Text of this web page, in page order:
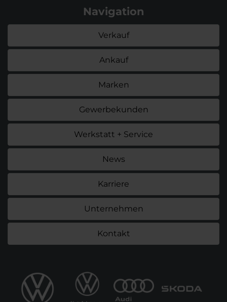
Navigation
Verkauf
Ankauf
Marken
Gewerbekunden
Werkstatt + Service
News
Karriere
Unternehmen
Kontakt